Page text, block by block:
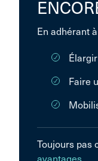
En adhérant
Faire
Toujours pas